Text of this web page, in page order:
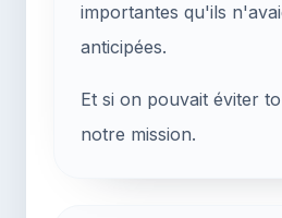
importantes qu'ils
anticipées.
Et si on pouvait éviter
notre mission.